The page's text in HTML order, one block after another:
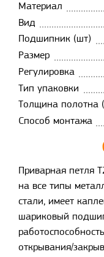
Материал
Вид
Подшипник (шт)
Размер
Регулировка
Тип упаковки
Толщина полотна
Способ монтажа
Приварная петля
на все типы
стали, имеет
шариковый
открывания/